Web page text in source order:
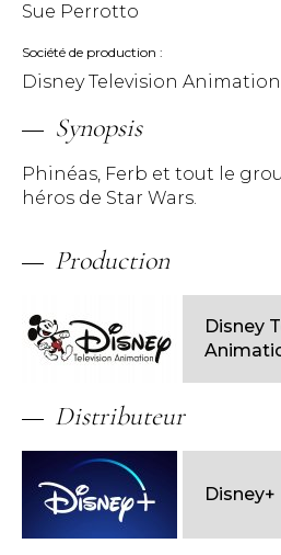
Sue Perrotto
Société de production
Disney Television Animation
Synopsis
Phinéas, Ferb et tout le
héros de Star Wars.
Production
Disney
Distributeur
Disney+